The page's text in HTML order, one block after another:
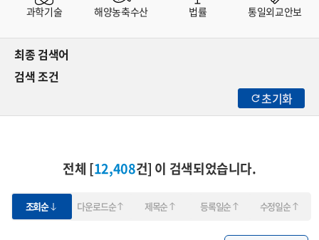
과학기술 해양농축수산 법률 통일외교안보
최종 검색어
검색 조건
초기화
전체 [12,408건] 이 검색되었습니다.
조회순 다운로드순 제목순 등록일순 수정일순